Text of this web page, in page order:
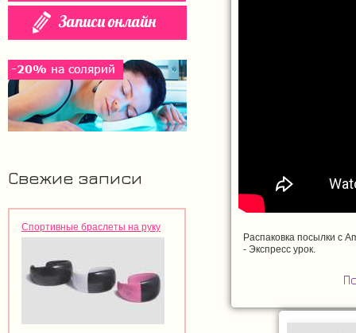
Свежие записи
Спортивные браслеты на руку
Распаковка посылки с
- Экспресс урок.